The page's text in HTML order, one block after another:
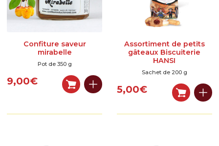
Confiture saveur
mirabelle
Pot de 350 g
9,00€
Assortiment de petits
gâteaux Biscuiterie
HANSI
Sachet de 200 g
5,00€